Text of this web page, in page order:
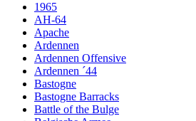
1965
AH-64
Apache
Ardennen
Ardennen Offensive
Ardennen ´44
Bastogne
Bastogne Barracks
Battle of the Bulge